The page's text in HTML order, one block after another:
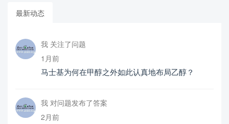
最新动态
我 关注了问题
1月前
马士基为何在甲醇之外如此认真地布局乙醇？
我 对问题发布了答案
2月前